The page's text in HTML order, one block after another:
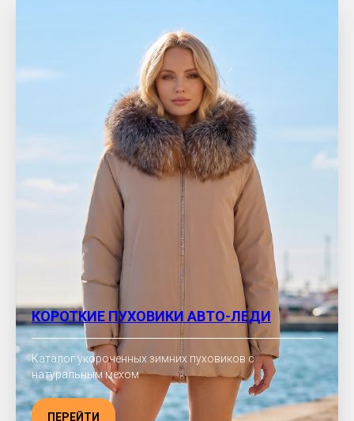
КОРОТКИЕ ПУХОВИКИ АВТО-ЛЕДИ
Каталог укороченных зимних пуховиков с
натуральным мехом
ПЕРЕЙТИ